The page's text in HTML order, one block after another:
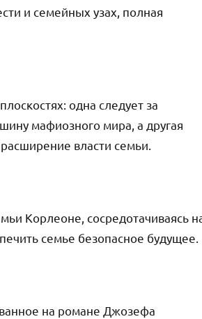
и семейных узах, полная
одна следует за
мафиозного мира, а другая
власти семьи.
Корлеоне, сосредотачиваясь
семье безопасное будущее.
на романе Джозефа